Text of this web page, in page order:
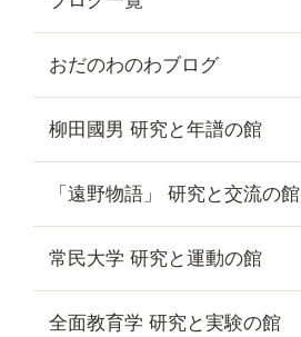
おだのわのわブログ
柳田國男 研究と年譜の館
「遠野物語」 研究と交流の館
常民大学 研究と運動の館
全面教育学 研究と実験の館